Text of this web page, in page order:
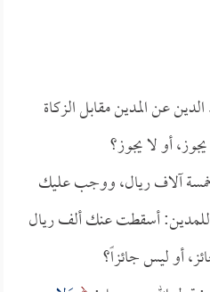
عن المدين مقابل الزكاة
أو لا يجوز؟
آلاف ريال، ووجب عليك
للمدين: أسقطت عنك ألف ريال
أو ليس جائزاً؟